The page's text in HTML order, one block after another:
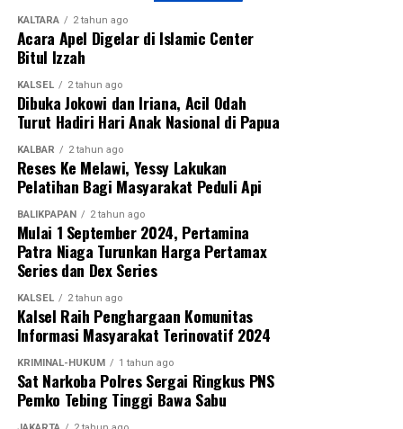
KALTARA 2 tahun ago
Acara Apel Digelar di Islamic Center
Bitul Izzah
KALSEL 2 tahun ago
Dibuka Jokowi dan Iriana, Acil Odah
Turut Hadiri Hari Anak Nasional di Papua
KALBAR 2 tahun ago
Reses Ke Melawi, Yessy Lakukan
Pelatihan Bagi Masyarakat Peduli Api
BALIKPAPAN 2 tahun ago
Mulai 1 September 2024, Pertamina
Patra Niaga Turunkan Harga Pertamax
Series dan Dex Series
KALSEL 2 tahun ago
Kalsel Raih Penghargaan Komunitas
Informasi Masyarakat Terinovatif 2024
KRIMINAL-HUKUM 1 tahun ago
Sat Narkoba Polres Sergai Ringkus PNS
Pemko Tebing Tinggi Bawa Sabu